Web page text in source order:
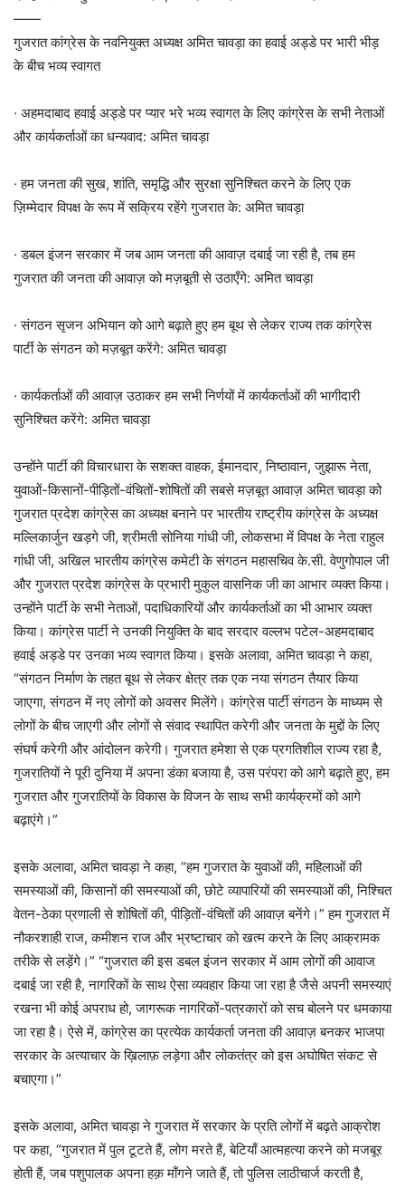
——
गुजरात कांग्रेस के नवनियुक्त अध्यक्ष अमित चावड़ा का हवाई अड्डे पर भारी भीड़
के बीच भव्य स्वागत
· अहमदाबाद हवाई अड्डे पर प्यार भरे भव्य स्वागत के लिए कांग्रेस के सभी नेताओं
और कार्यकर्ताओं का धन्यवाद: अमित चावड़ा
· हम जनता की सुख, शांति, समृद्धि और सुरक्षा सुनिश्चित करने के लिए एक
ज़िम्मेदार विपक्ष के रूप में सक्रिय रहेंगे गुजरात के: अमित चावड़ा
· डबल इंजन सरकार में जब आम जनता की आवाज़ दबाई जा रही है, तब हम
गुजरात की जनता की आवाज़ को मज़बूती से उठाएँगे: अमित चावड़ा
· संगठन सृजन अभियान को आगे बढ़ाते हुए हम बूथ से लेकर राज्य तक कांग्रेस
पार्टी के संगठन को मज़बूत करेंगे: अमित चावड़ा
· कार्यकर्ताओं की आवाज़ उठाकर हम सभी निर्णयों में कार्यकर्ताओं की भागीदारी
सुनिश्चित करेंगे: अमित चावड़ा
उन्होंने पार्टी की विचारधारा के सशक्त वाहक, ईमानदार, निष्ठावान, जुझारू नेता,
युवाओं-किसानों-पीड़ितों-वंचितों-शोषितों की सबसे मज़बूत आवाज़ अमित चावड़ा को
गुजरात प्रदेश कांग्रेस का अध्यक्ष बनाने पर भारतीय राष्ट्रीय कांग्रेस के अध्यक्ष
मल्लिकार्जुन खड़गे जी, श्रीमती सोनिया गांधी जी, लोकसभा में विपक्ष के नेता राहुल
गांधी जी, अखिल भारतीय कांग्रेस कमेटी के संगठन महासचिव के.सी. वेणुगोपाल जी
और गुजरात प्रदेश कांग्रेस के प्रभारी मुकुल वासनिक जी का आभार व्यक्त किया।
उन्होंने पार्टी के सभी नेताओं, पदाधिकारियों और कार्यकर्ताओं का भी आभार व्यक्त
किया। कांग्रेस पार्टी ने उनकी नियुक्ति के बाद सरदार वल्लभ पटेल-अहमदाबाद
हवाई अड्डे पर उनका भव्य स्वागत किया। इसके अलावा, अमित चावड़ा ने कहा,
“संगठन निर्माण के तहत बूथ से लेकर क्षेत्र तक एक नया संगठन तैयार किया
जाएगा, संगठन में नए लोगों को अवसर मिलेंगे। कांग्रेस पार्टी संगठन के माध्यम से
लोगों के बीच जाएगी और लोगों से संवाद स्थापित करेगी और जनता के मुद्दों के लिए
संघर्ष करेगी और आंदोलन करेगी। गुजरात हमेशा से एक प्रगतिशील राज्य रहा है,
गुजरातियों ने पूरी दुनिया में अपना डंका बजाया है, उस परंपरा को आगे बढ़ाते हुए, हम
गुजरात और गुजरातियों के विकास के विजन के साथ सभी कार्यक्रमों को आगे
बढ़ाएंगे।”
इसके अलावा, अमित चावड़ा ने कहा, “हम गुजरात के युवाओं की, महिलाओं की
समस्याओं की, किसानों की समस्याओं की, छोटे व्यापारियों की समस्याओं की, निश्चित
वेतन-ठेका प्रणाली से शोषितों की, पीड़ितों-वंचितों की आवाज़ बनेंगे।” हम गुजरात में
नौकरशाही राज, कमीशन राज और भ्रष्टाचार को खत्म करने के लिए आक्रामक
तरीके से लड़ेंगे।” “गुजरात की इस डबल इंजन सरकार में आम लोगों की आवाज
दबाई जा रही है, नागरिकों के साथ ऐसा व्यवहार किया जा रहा है जैसे अपनी समस्याएं
रखना भी कोई अपराध हो, जागरूक नागरिकों-पत्रकारों को सच बोलने पर धमकाया
जा रहा है। ऐसे में, कांग्रेस का प्रत्येक कार्यकर्ता जनता की आवाज़ बनकर भाजपा
सरकार के अत्याचार के ख़िलाफ़ लड़ेगा और लोकतंत्र को इस अघोषित संकट से
बचाएगा।”
इसके अलावा, अमित चावड़ा ने गुजरात में सरकार के प्रति लोगों में बढ़ते आक्रोश
पर कहा, “गुजरात में पुल टूटते हैं, लोग मरते हैं, बेटियाँ आत्महत्या करने को मजबूर
होती हैं, जब पशुपालक अपना हक़ माँगने जाते हैं, तो पुलिस लाठीचार्ज करती है,